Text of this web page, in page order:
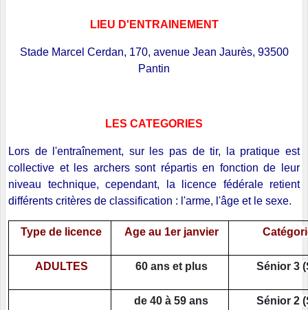
LIEU D'ENTRAINEMENT
Stade Marcel Cerdan, 170, avenue Jean Jaurès, 93500
Pantin
LES CATEGORIES
Lors de l'entraînement, sur les pas de tir, la pratique est
collective et les archers sont répartis en fonction de leur
niveau technique, cependant, la licence fédérale retient
différents critères de classification : l'arme, l'âge et le sexe.
Type de licence Age au 1er janvier
ADULTES 60 ans et plus Sénior 3
de 40 à 59 ans Sénior 2